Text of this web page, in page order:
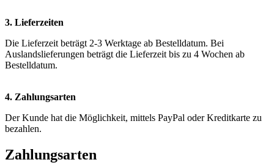
3. Lieferzeiten
Die Lieferzeit beträgt 2-3 Werktage ab Bestelldatum. Bei
Auslandslieferungen beträgt die Lieferzeit bis zu 4 Wochen ab
Bestelldatum.
4. Zahlungsarten
Der Kunde hat die Möglichkeit, mittels PayPal oder Kreditkarte zu
bezahlen.
Zahlungsarten